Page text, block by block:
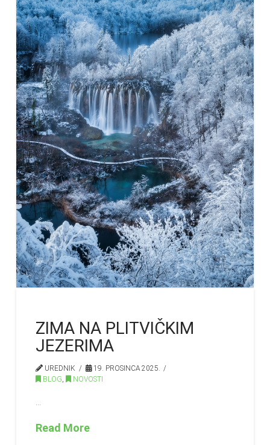
ZIMA NA PLITVIČKIM
JEZERIMA
UREDNIK
19. PROSINCA 2025.
BLOG, NOVOSTI
Read More